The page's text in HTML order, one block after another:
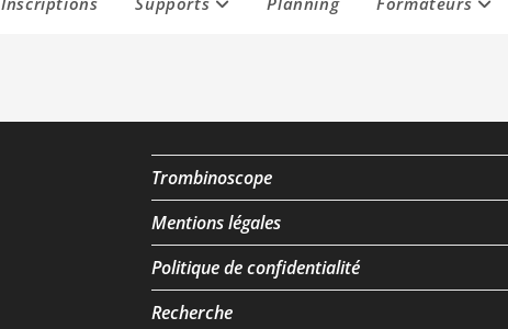
Trombinoscope
Mentions légales
Politique de confidentialité
Recherche